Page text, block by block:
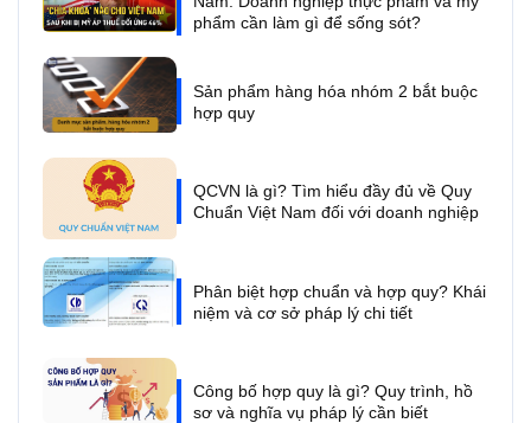
phẩm cần làm gì để sống sót?
Sản phẩm hàng hóa nhóm 2 bắt buộc
hợp quy
QCVN là gì? Tìm hiểu đầy đủ về Quy
Chuẩn Việt Nam đối với doanh nghiệp
Phân biệt hợp chuẩn và hợp quy? Khái
niệm và cơ sở pháp lý chi tiết
Công bố hợp quy là gì? Quy trình, hồ
sơ và nghĩa vụ pháp lý cần biết